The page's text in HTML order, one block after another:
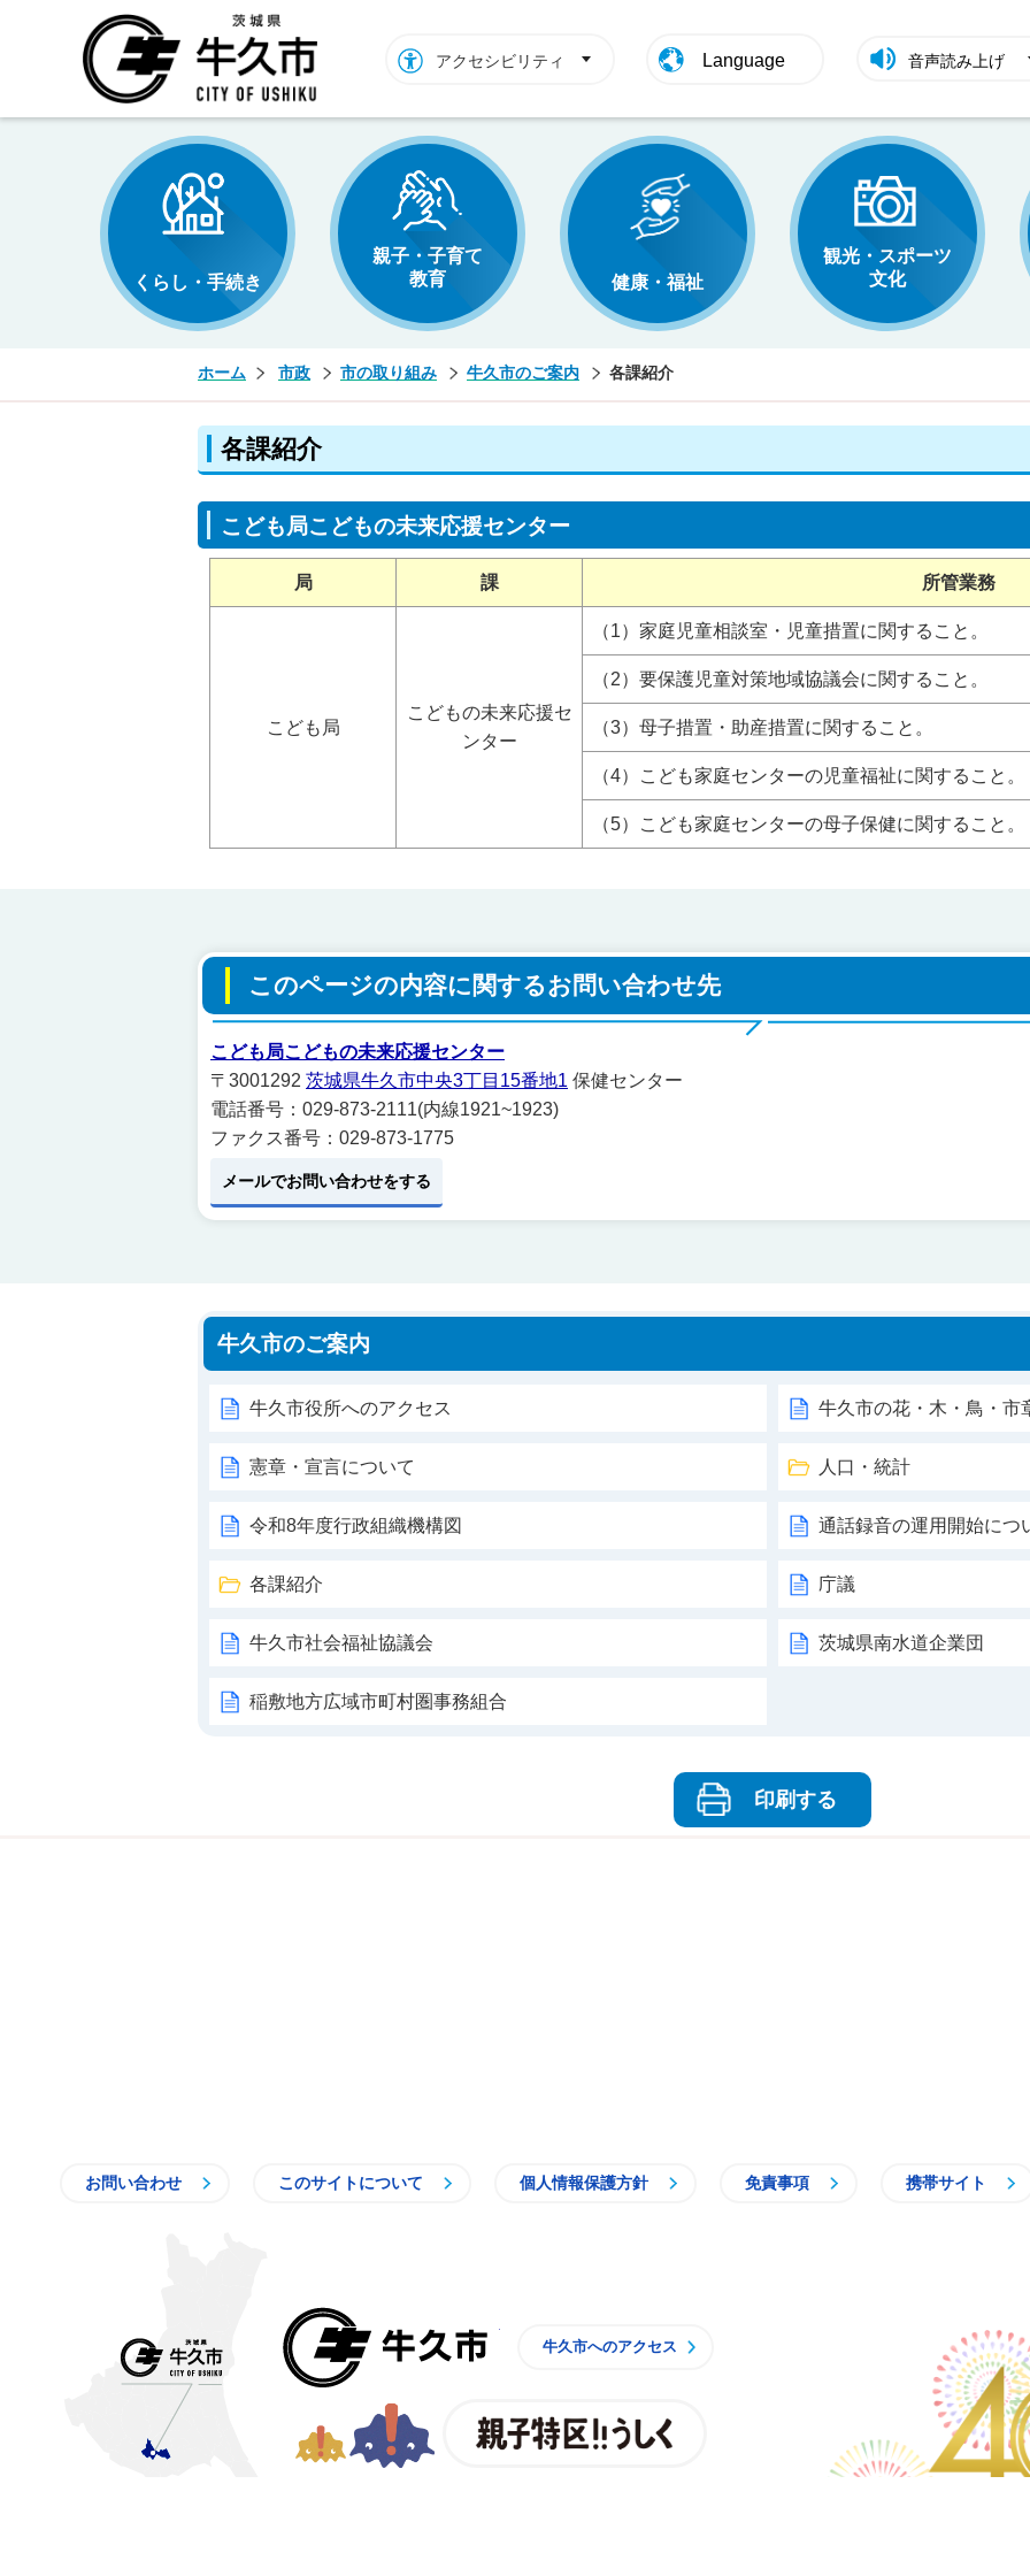
アクセシビリティ Language 音声読み上げ
くらし・手続き
親子・子育て
教育
健康・福祉
観光・スポーツ
文化
ホーム 市政 市の取り組み 牛久市のご案内 各課紹介
各課紹介
こども局こどもの未来応援センター
局 課 所管業務
こども局
こどもの未来応援セ
ンター
（1）家庭児童相談室・児童措置に関すること。
（2）要保護児童対策地域協議会に関すること。
（3）母子措置・助産措置に関すること。
（4）こども家庭センターの児童福祉に関すること。
（5）こども家庭センターの母子保健に関すること。
このページの内容に関するお問い合わせ先
こども局こどもの未来応援センター
〒3001292 茨城県牛久市中央3丁目15番地1 保健センター
電話番号：029-873-2111(内線1921~1923)
ファクス番号：029-873-1775
メールでお問い合わせをする
牛久市のご案内
牛久市役所へのアクセス 牛久市の花・木・鳥・市
憲章・宣言について 人口・統計
令和8年度行政組織機構図 通話録音の運用開始につ
各課紹介 庁議
牛久市社会福祉協議会 茨城県南水道企業団
稲敷地方広域市町村圏事務組合
印刷する
お問い合わせ このサイトについて 個人情報保護方針 免責事項 携帯サイト
牛久市へのアクセス